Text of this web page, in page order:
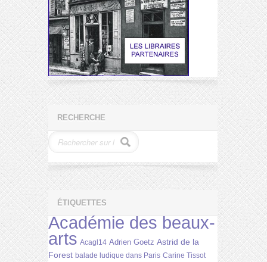
RECHERCHE
ÉTIQUETTES
Académie des beaux-
arts Acagl14 Adrien Goetz Astrid de la
Forest balade ludique dans Paris Carine Tissot